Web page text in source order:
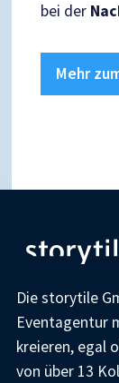
bei der
Mehr
Die storytile
Eventagentur
kreieren, egal
von über 13